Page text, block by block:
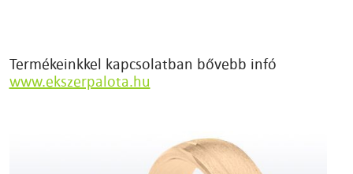
Termékeinkkel kapcsolatban bővebb infó
www.ekszerpalota.hu